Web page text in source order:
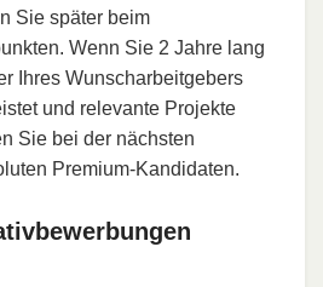
Sie später beim
Wenn Sie 2 Jahre lang
Ihres Wunscharbeitgebers
und relevante Projekte
Sie bei der nächsten
Premium-Kandidaten.